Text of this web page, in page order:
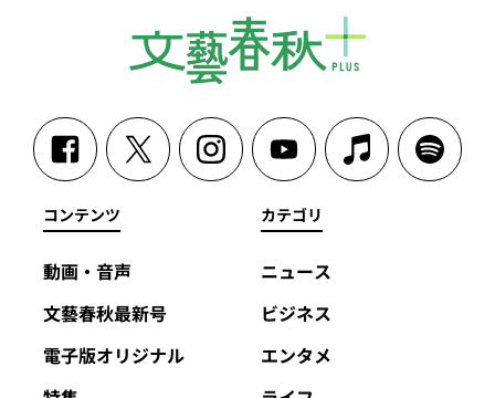
コンテンツ
動画・音声
文藝春秋最新号
電子版オリジナル
カテゴリ
ニュース
ビジネス
エンタメ